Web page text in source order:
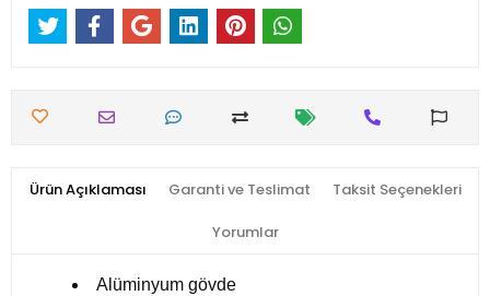
Ürün Açıklaması Garanti ve Teslimat Taksit Seçenekleri
Yorumlar
Alüminyum gövde